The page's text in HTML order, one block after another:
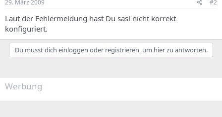
29. März 2009 #2
Laut der Fehlermeldung hast Du sasl nicht korrekt
konfiguriert.
Du musst dich einloggen oder registrieren, um hier zu antworten.
Werbung